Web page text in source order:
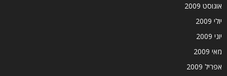
אוגוסט 2009
יולי 2009
יוני 2009
מאי 2009
אפריל 2009